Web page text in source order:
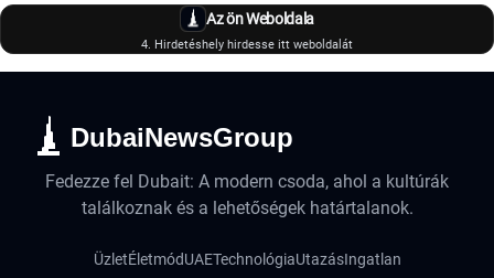
Az ön Weboldala
4. Hirdetéshely hirdesse itt weboldalát
DubaiNewsGroup
Fedezze fel Dubait: A modern csoda, ahol a kultúrák
találkoznak és a lehetőségek határtalanok.
ÜzletÉletmódUAETechnológiaUtazásIngatlan